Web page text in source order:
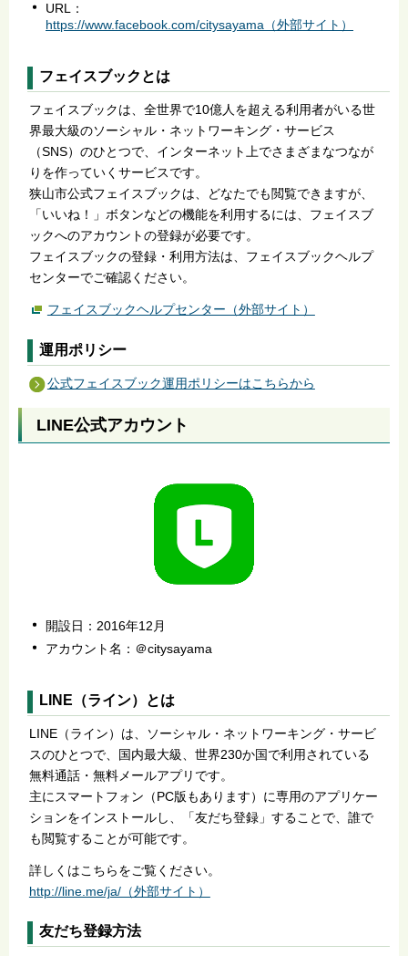
URL：
https://www.facebook.com/citysayama（外部サイト）
フェイスブックとは
フェイスブックは、全世界で10億人を超える利用者がいる世
界最大級のソーシャル・ネットワーキング・サービス
（SNS）のひとつで、インターネット上でさまざまなつなが
りを作っていくサービスです。
狭山市公式フェイスブックは、どなたでも閲覧できますが、
「いいね！」ボタンなどの機能を利用するには、フェイスブ
ックへのアカウントの登録が必要です。
フェイスブックの登録・利用方法は、フェイスブックヘルプ
センターでご確認ください。
フェイスブックヘルプセンター（外部サイト）
運用ポリシー
公式フェイスブック運用ポリシーはこちらから
LINE公式アカウント
開設日：2016年12月
アカウント名：＠citysayama
LINE（ライン）とは
LINE（ライン）は、ソーシャル・ネットワーキング・サービ
スのひとつで、国内最大級、世界230か国で利用されている
無料通話・無料メールアプリです。
主にスマートフォン（PC版もあります）に専用のアプリケー
ションをインストールし、「友だち登録」することで、誰で
も閲覧することが可能です。
詳しくはこちらをご覧ください。
http://line.me/ja/（外部サイト）
友だち登録方法